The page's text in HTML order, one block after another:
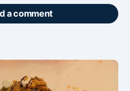
a comment
— το σχόλιό σας
AI (Ελληνικά & Αγγλικά).
AI